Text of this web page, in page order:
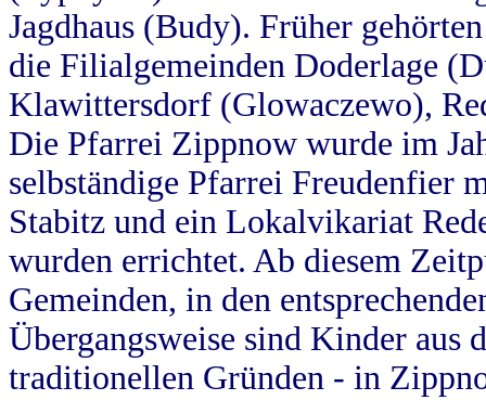
Jagdhaus (Budy). Früher
die Filialgemeinden Doderlage
Klawittersdorf (Glowaczewo),
Die Pfarrei Zippnow wurde im
selbständige Pfarrei Freudenfier
Stabitz und ein Lokalvikariat
wurden errichtet. Ab diesem
Gemeinden, in den
Übergangsweise sind Kinder aus
traditionellen Gründen - in